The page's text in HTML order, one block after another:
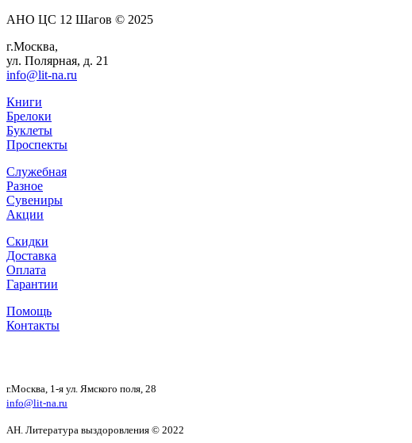
АНО ЦС 12 Шагов © 2025
г.Москва,
ул. Полярная, д. 21
info@lit-na.ru
Книги
Брелоки
Буклеты
Проспекты
Служебная
Разное
Сувениры
Акции
Скидки
Доставка
Оплата
Гарантии
Помощь
Контакты
г.Москва, 1-я ул. Ямского поля, 28
info@lit-na.ru
АН. Литература выздоровления © 2022